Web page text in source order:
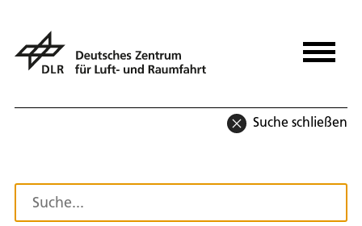
Suche schließen